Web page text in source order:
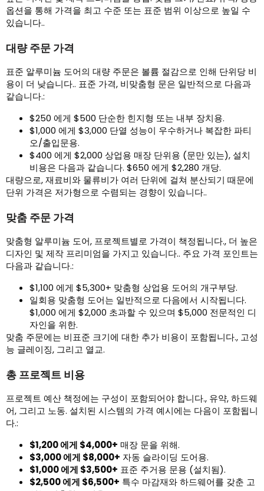
옵션을 통해 가격을 최고 수준 또는 표준 범위 이상으로 높일 수
있습니다..
대량 주문 가격
표준 알루미늄 도어의 대량 주문은 볼륨 절감으로 인해 단위당 비
용이 더 낮습니다.. 표준 가격, 비맞춤형 문은 일반적으로 다음과
같습니다.:
$250 에게 $500 단순한 힌지형 또는 내부 장치용.
$1,000 에게 $3,000 단열 성능이 우수하거나 복잡한 파티
오/출입문용.
$400 에게 $2,000 상업용 매장 단위용 (문만 있는), 설치
비용은 다음과 같습니다. $650 에게 $2,280 개당.
대량으로, 재료비와 물류비가 여러 단위에 걸쳐 분산되기 때문에
단위 가격은 저가형으로 수렴되는 경향이 있습니다..
맞춤 주문 가격
맞춤형 알루미늄 도어, 프로젝트별로 가격이 책정됩니다., 더 높은
디자인 및 제작 프리미엄을 가지고 있습니다.. 주요 가격 포인트는
다음과 같습니다.:
$1,100 에게 $5,300+ 맞춤형 상업용 도어의 개구부당.
일회용 맞춤형 도어는 일반적으로 다음에서 시작됩니다.
$1,000 에게 $2,000 초과할 수 있으며 $5,000 전문적인 디
자인을 위한.
맞춤 주문에는 비표준 크기에 대한 추가 비용이 포함됩니다., 고성
능 글레이징, 그리고 열교.
총 프로젝트 비용
프로젝트 예산 책정에는 구성이 포함되어야 합니다., 유약, 하드웨
어, 그리고 노동. 설치된 시스템의 가격 예시에는 다음이 포함됩니
다.:
$1,200 에게 $4,000+ 매장 문을 위해.
$3,000 에게 $8,000+ 자동 슬라이딩 도어용.
$1,000 에게 $3,500+ 표준 주거용 문용 (설치됨).
$2,500 에게 $6,500+ 특수 마감재와 하드웨어를 갖춘 고